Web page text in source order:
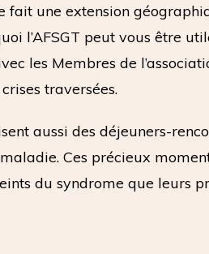
fait une extension
l’AFSGT peut vous être
les Membres de
traversées.
aussi des déjeuners-
Ces précieux
du syndrome que leurs